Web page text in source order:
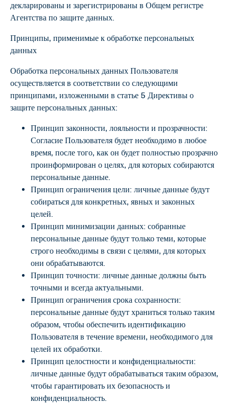
декларированы и зарегистрированы в Общем регистре
Агентства по защите данных.
Принципы, применимые к обработке персональных
данных
Обработка персональных данных Пользователя
осуществляется в соответствии со следующими
принципами, изложенными в статье 5 Директивы о
защите персональных данных:
Принцип законности, лояльности и прозрачности:
Согласие Пользователя будет необходимо в любое
время, после того, как он будет полностью прозрачно
проинформирован о целях, для которых собираются
персональные данные.
Принцип ограничения цели: личные данные будут
собираться для конкретных, явных и законных
целей.
Принцип минимизации данных: собранные
персональные данные будут только теми, которые
строго необходимы в связи с целями, для которых
они обрабатываются.
Принцип точности: личные данные должны быть
точными и всегда актуальными.
Принцип ограничения срока сохранности:
персональные данные будут храниться только таким
образом, чтобы обеспечить идентификацию
Пользователя в течение времени, необходимого для
целей их обработки.
Принцип целостности и конфиденциальности:
личные данные будут обрабатываться таким образом,
чтобы гарантировать их безопасность и
конфиденциальность.